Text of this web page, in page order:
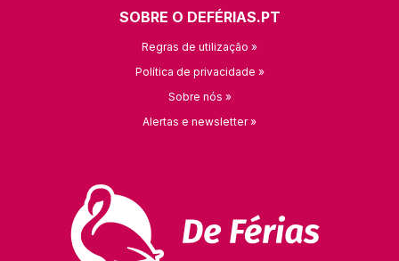
SOBRE O DEFÉRIAS.PT
Regras de utilização »
Política de privacidade »
Sobre nós »
Alertas e newsletter »